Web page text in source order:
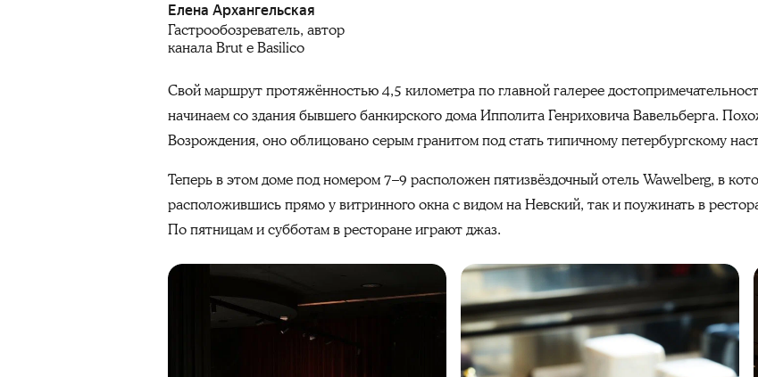
Елена Архангельская
Гастрообозреватель, автор
канала Brut e Basilico
Свой маршрут протяжённостью 4,5 километра по главной галерее
начинаем со здания бывшего банкирского дома Ипполита Генриховича Вавельберга.
Возрождения, оно облицовано серым гранитом под стать типичному петербургскому
Теперь в этом доме под номером 7–9 расположен пятизвёздочный отель Wawelberg, в
расположившись прямо у витринного окна с видом на Невский, так и поужинать в
По пятницам и субботам в ресторане играют джаз.